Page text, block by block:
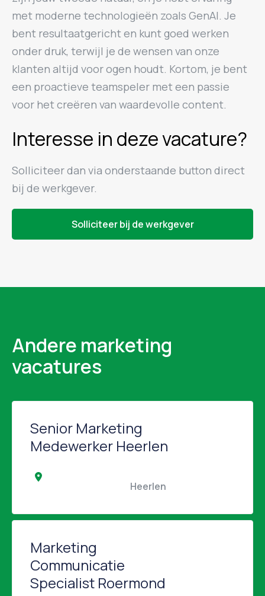
met moderne technologieën zoals GenAI. Je
bent resultaatgericht en kunt goed werken
onder druk, terwijl je de wensen van onze
klanten altijd voor ogen houdt. Kortom, je bent
een proactieve teamspeler met een passie
voor het creëren van waardevolle content.
Interesse in deze vacature?
Solliciteer dan via onderstaande button direct
bij de werkgever.
Solliciteer bij de werkgever
Andere marketing
vacatures
Senior Marketing
Medewerker Heerlen
Marketing
Communicatie
Specialist Roermond